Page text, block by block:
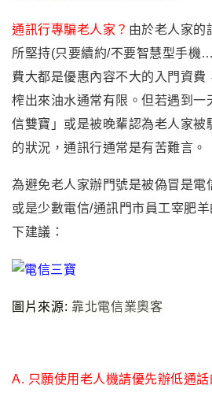
通訊行專騙老人家？ 由於老人家的
所堅持(只要續約/不要智慧型手機
費大都是優惠內容不大的入門資費
榨出來油水通常有限。但若遇到一
信雙寶」或是被晚輩認為老人家被
的狀況，通訊行通常是有苦難言。
為避免老人家辦門號是被偽冒是電
或是少數電信/通訊門市員工宰肥
下建議：
圖片來源: 靠北電信業奧客
A. 只願使用老人機請優先辦低通話